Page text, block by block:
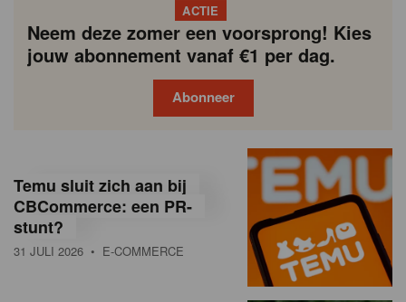
ACTIE
Neem deze zomer een voorsprong! Kies
jouw abonnement vanaf €1 per dag.
Abonneer
o
n
d
Temu sluit zich aan bij
CBCommerce: een PR-
stunt?
31 JULI 2026 • E-COMMERCE